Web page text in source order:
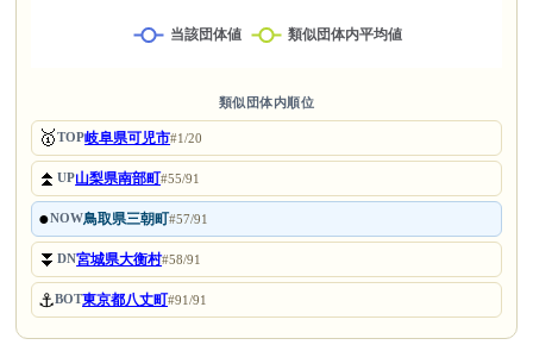
類似団体内順位
🥇TOP岐阜県可児市#1/20
⏫UP山梨県南部町#55/91
●NOW鳥取県三朝町#57/91
⏬DN宮城県大衡村#58/91
⚓BOT東京都八丈町#91/91